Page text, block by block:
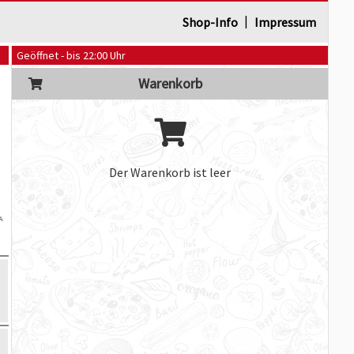
Shop-Info | Impressum
Geöffnet - bis 22:00 Uhr
Warenkorb
Der Warenkorb ist leer